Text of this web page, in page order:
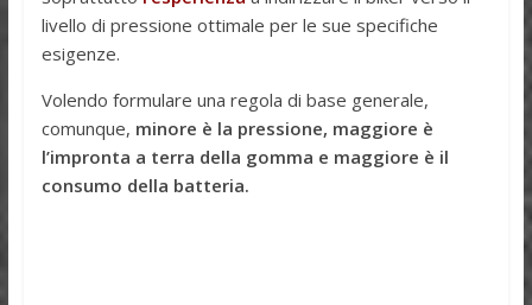
livello di pressione ottimale per le sue specifiche
esigenze.
Volendo formulare una regola di base generale,
comunque, minore è la pressione, maggiore è
l’impronta a terra della gomma e maggiore è il
consumo della batteria.